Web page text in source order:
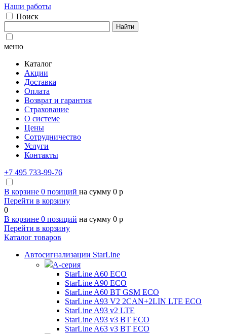
Наши работы
Поиск
Найти
меню
Каталог
Акции
Доставка
Оплата
Возврат и гарантия
Страхование
О системе
Цены
Сотрудничество
Услуги
Контакты
+7 495 733-99-76
В корзине 0 позиций на сумму 0 p
Перейти в корзину
0
В корзине 0 позиций на сумму 0 p
Перейти в корзину
Каталог товаров
Автосигнализации StarLine
А-серия
StarLine A60 ECO
StarLine A90 ECO
StarLine A60 BT GSM ECO
StarLine A93 V2 2CAN+2LIN LTE ECO
StarLine A93 v2 LTE
StarLine A93 v3 BT ECO
StarLine A63 v3 BT ECO